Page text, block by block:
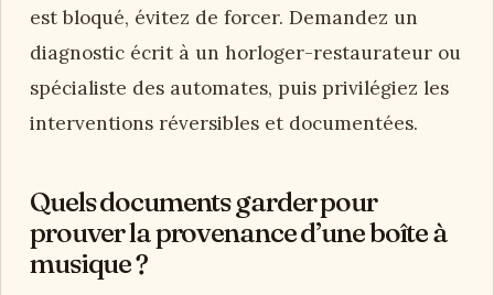
est bloqué, évitez de forcer. Demandez un
diagnostic écrit à un horloger-restaurateur ou
spécialiste des automates, puis privilégiez les
interventions réversibles et documentées.
Quels documents garder pour
prouver la provenance d’une boîte à
musique ?